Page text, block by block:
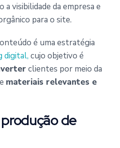
a visibilidade da empresa e
para o site.
é uma estratégia
digital, cujo objetivo é
clientes por meio da
materiais relevantes e
de